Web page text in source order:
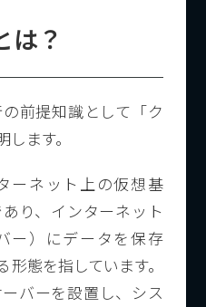
は？
前提知識として「ク
ます。
ーネット上の仮想基
り、インターネット
ー）にデータを保存
態を指しています。
バーを設置し、シス